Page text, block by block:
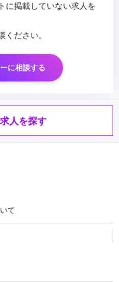
に掲載していない求人を
ください。
に相談する
人を探す
て